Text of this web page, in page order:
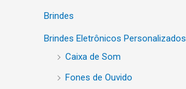
Brindes
Brindes Eletrônicos Personalizados
Caixa de Som
Fones de Ouvido